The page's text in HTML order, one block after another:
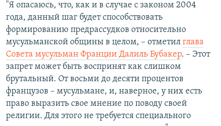
"Я опасаюсь, что, как и в случае с законом 2004
года, данный шаг будет способствовать
формированию предрассудков относительно
мусульманской общины в целом, – отметил глава
Совета мусульман Франции Далиль Бубакер. – Этот
запрет может быть воспринят как слишком
брутальный. От восьми до десяти процентов
французов – мусульмане, и, наверное, у них есть
право выразить свое мнение по поводу своей
религии. Для этого не требуется специального